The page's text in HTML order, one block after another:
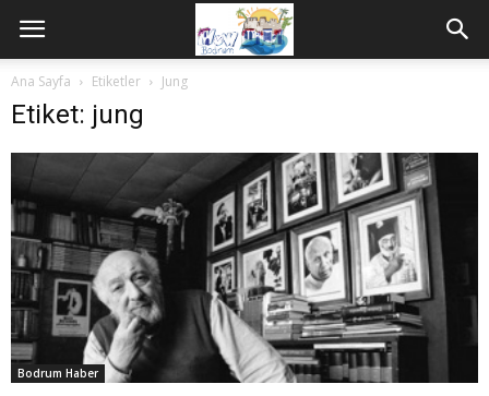
Ana Sayfa Etiketler Jung
Etiket: jung
Bodrum Haber